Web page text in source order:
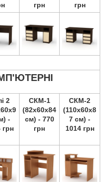
грн
грн
2
-
грн
СКМ-1
(82х60х84
см) - 770
грн
СКМ-2
(110х60х8
7 см) -
1014 грн